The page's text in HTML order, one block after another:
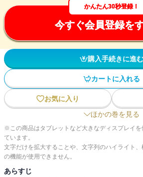
かんたん30秒登録！
今すぐ会員登録を
購入手続きに進む
カートに入れる
お気に入り
ほかの巻を見る
※この商品はタブレットなど大きなディスプレイを
ています。
文字だけを拡大することや、文字列のハイライト
の機能が使用できません。
あらすじ